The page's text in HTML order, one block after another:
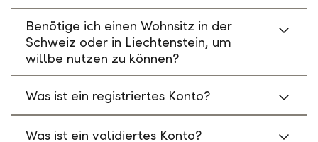
Benötige ich einen Wohnsitz in der
Schweiz oder in Liechtenstein, um
willbe nutzen zu können?
Was ist ein registriertes Konto?
Was ist ein validiertes Konto?